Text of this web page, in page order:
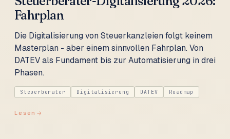
Fahrplan
Die Digitalisierung von Steuerkanzleien folgt keinem
Masterplan - aber einem sinnvollen Fahrplan. Von
DATEV als Fundament bis zur Automatisierung in drei
Phasen.
Steuerberater Digitalisierung DATEV Roadmap
Lesen